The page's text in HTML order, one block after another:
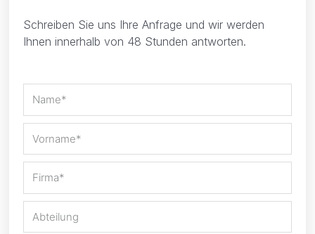
Schreiben Sie uns Ihre Anfrage und wir werden
Ihnen innerhalb von 48 Stunden antworten.